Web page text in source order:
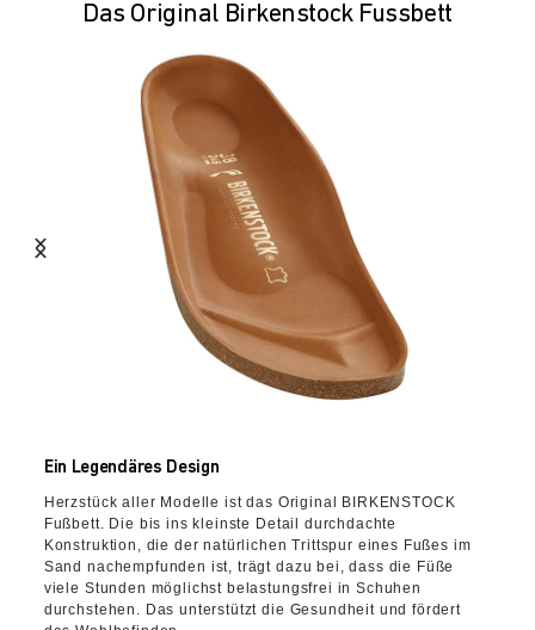
Das Original Birkenstock Fussbett
Ein Legendäres Design
Herzstück aller Modelle ist das Original BIRKENSTOCK
Fußbett. Die bis ins kleinste Detail durchdachte
Konstruktion, die der natürlichen Trittspur eines Fußes im
Sand nachempfunden ist, trägt dazu bei, dass die Füße
viele Stunden möglichst belastungsfrei in Schuhen
durchstehen. Das unterstützt die Gesundheit und fördert